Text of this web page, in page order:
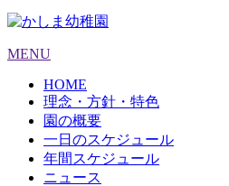
MENU
HOME
理念・方針・特色
園の概要
一日のスケジュール
年間スケジュール
ニュース